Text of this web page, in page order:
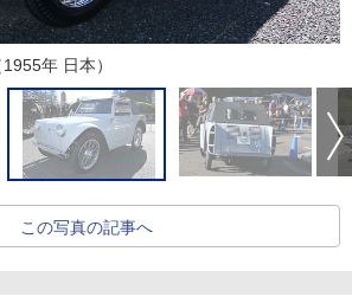
年 日本）
この写真の記事へ